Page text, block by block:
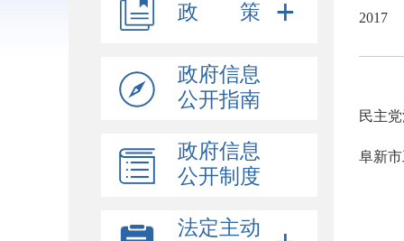
政 策
政府信息
公开指南
政府信息
公开制度
法定主动
2017
民主
阜新